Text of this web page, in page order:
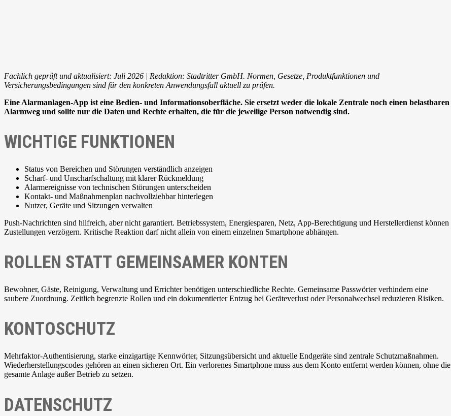
Fachlich geprüft und aktualisiert: Juli 2026 | Redaktion: Stadtritter GmbH. Normen, Gesetze, Produktfunktionen und
Versicherungsbedingungen sind für den konkreten Anwendungsfall aktuell zu prüfen.
Eine Alarmanlagen-App ist eine Bedien- und Informationsoberfläche. Sie ersetzt weder die lokale Zentrale noch einen belastbaren
Alarmweg und sollte nur die Daten und Rechte erhalten, die für die jeweilige Person notwendig sind.
WICHTIGE FUNKTIONEN
Status von Bereichen und Störungen verständlich anzeigen
Scharf- und Unscharfschaltung mit klarer Rückmeldung
Alarmereignisse von technischen Störungen unterscheiden
Kontakt- und Maßnahmenplan nachvollziehbar hinterlegen
Nutzer, Geräte und Sitzungen verwalten
Push-Nachrichten sind hilfreich, aber nicht garantiert. Betriebssystem, Energiesparen, Netz, App-Berechtigung und Herstellerdienst können
Zustellungen verzögern. Kritische Reaktion darf nicht allein von einem einzelnen Smartphone abhängen.
ROLLEN STATT GEMEINSAMER KONTEN
Bewohner, Gäste, Reinigung, Verwaltung und Errichter benötigen unterschiedliche Rechte. Gemeinsame Passwörter verhindern eine
saubere Zuordnung. Zeitlich begrenzte Rollen und ein dokumentierter Entzug bei Geräteverlust oder Personalwechsel reduzieren Risiken.
KONTOSCHUTZ
Mehrfaktor-Authentisierung, starke einzigartige Kennwörter, Sitzungsübersicht und aktuelle Endgeräte sind zentrale Schutzmaßnahmen.
Wiederherstellungscodes gehören an einen sicheren Ort. Ein verlorenes Smartphone muss aus dem Konto entfernt werden können, ohne die
gesamte Anlage außer Betrieb zu setzen.
DATENSCHUTZ